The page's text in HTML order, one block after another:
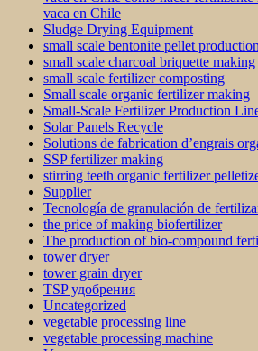
vaca en Chile
Sludge Drying Equipment
small scale bentonite pellet
small scale charcoal briquette making
small scale fertilizer composting
Small scale organic fertilizer making
Small-Scale Fertilizer Production
Solar Panels Recycle
Solutions de fabrication d’engrais
SSP fertilizer making
stirring teeth organic fertilizer
Supplier
Tecnología de granulación de
the price of making biofertilizer
The production of bio-compound
tower dryer
tower grain dryer
TSP удобрения
Uncategorized
vegetable processing line
vegetable processing machine